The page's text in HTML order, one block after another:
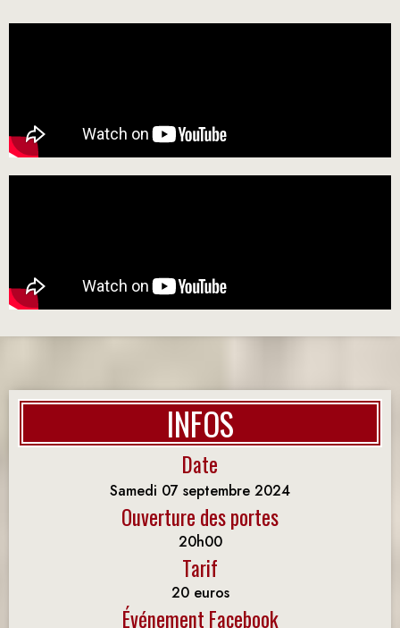
INFOS
Date
Samedi 07 septembre 2024
Ouverture des portes
20h00
Tarif
20 euros
Événement Facebook